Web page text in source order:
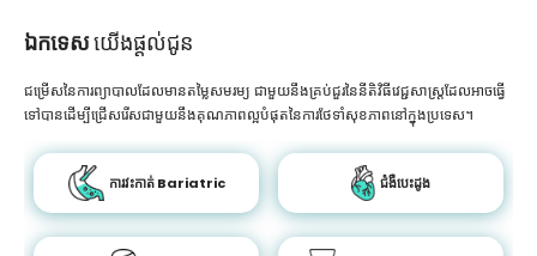
ឯកទេសយើងផ្តល់ជូន
ជម្រើសនៃការព្យាបាលដែលមានតម្លៃសមរម្យ ជាមួយនឹងគ្រប់ជួរនៃនីតិវិធីវេជ្ជសាស្រ្តដែលអាចធ្វើ
ទៅបានដើម្បីជ្រើសរើសជាមួយនឹងគុណភាពល្អបំផុតនៃការថែទាំសុខភាពនៅក្នុងប្រទេស។
ការវះកាត់ Bariatric ជំងឺបេះដូង